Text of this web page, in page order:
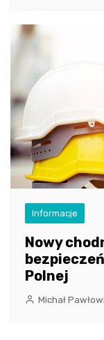
Informacje
Nowy
Polnej
Michał